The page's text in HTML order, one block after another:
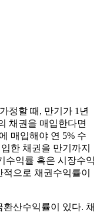
정할 때, 만기가 1년
채권을 매입한다면
매입해야 연 5% 수
한 채권을 만기까지
수익률 혹은 시장수익
으로 채권수익률이
산수익률이 있다. 채